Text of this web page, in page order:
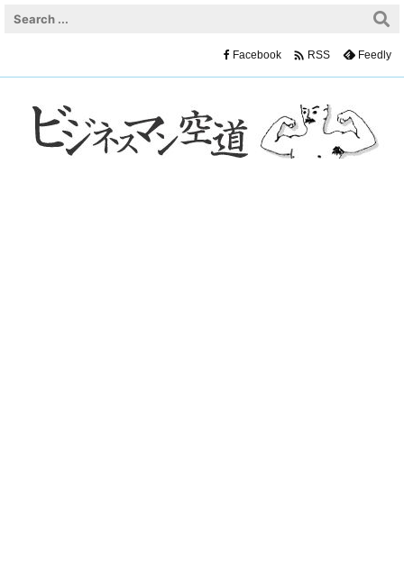
Facebook  RSS Feedly